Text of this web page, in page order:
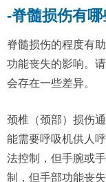
-脊髓损伤有哪
脊髓损伤的程度有
功能丧失的影响。
会存在一些差异。
颈椎（颈部）损伤
能需要呼吸机供人
法控制，但手腕或
制，但手部功能丧失